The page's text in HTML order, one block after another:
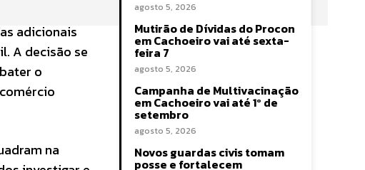
adicionais
A decisão se
o
na
agosto 5, 2026
Mutirão de Dívidas do Procon
em Cachoeiro vai até sexta-
feira 7
agosto 5, 2026
Campanha de Multivacinação
em Cachoeiro vai até 1º de
setembro
agosto 5, 2026
Novos guardas civis tomam
posse e fortalecem